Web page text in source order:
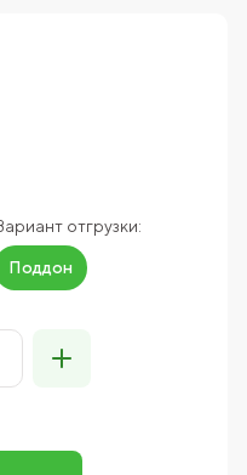
отгрузки:
Поддон